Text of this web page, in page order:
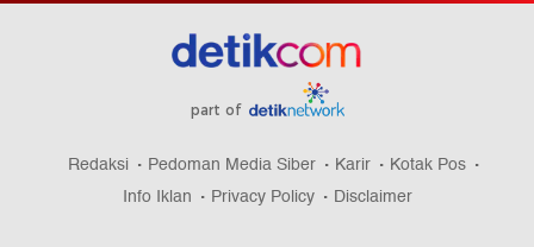
part of
Redaksi Pedoman Media Siber Karir
Kotak Pos
Info Iklan
Privacy Policy Disclaimer